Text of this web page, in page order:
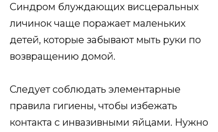
Синдром блуждающих висцеральных
личинок чаще поражает маленьких
детей, которые забывают мыть руки по
возвращению домой.
Следует соблюдать элементарные
правила гигиены, чтобы избежать
контакта с инвазивными яйцами. Нужно